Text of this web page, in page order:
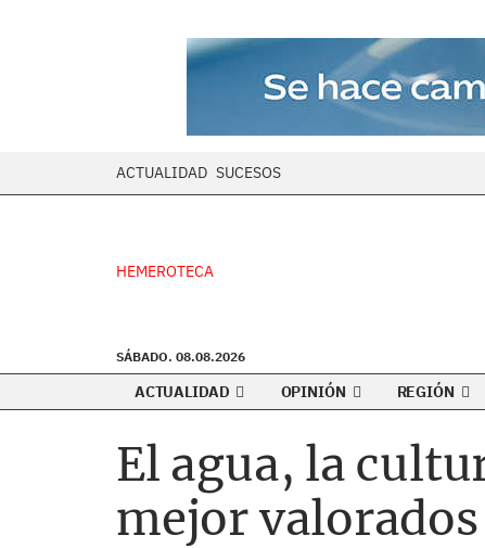
ACTUALIDAD SUCESOS
HEMEROTECA
SÁBADO. 08.08.2026
ACTUALIDAD OPINIÓN REGIÓN
El agua, la
mejor